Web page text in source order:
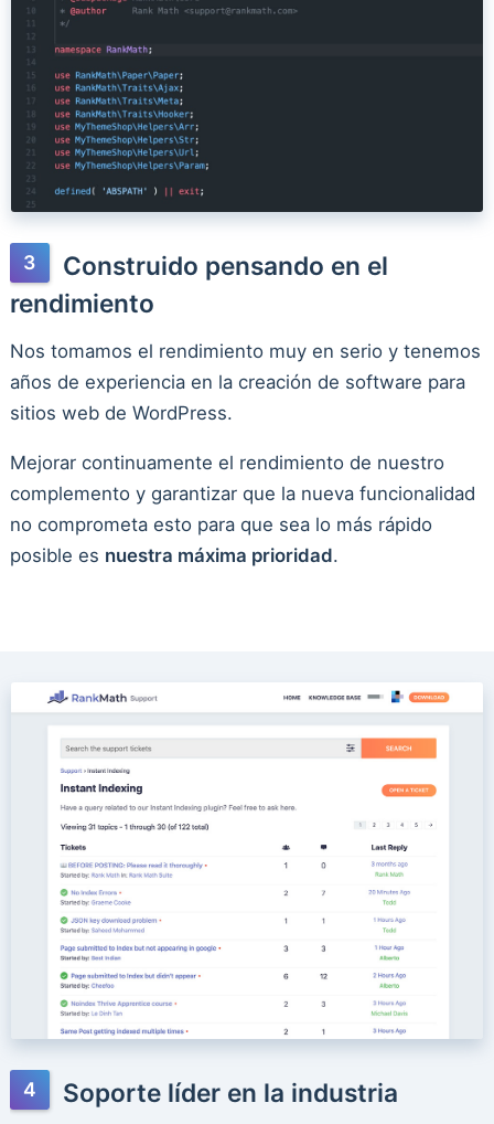
Construido pensando en el
rendimiento
Nos tomamos el rendimiento muy en serio y tenemos
años de experiencia en la creación de software para
sitios web de WordPress.
Mejorar continuamente el rendimiento de nuestro
complemento y garantizar que la nueva funcionalidad
no comprometa esto para que sea lo más rápido
posible es nuestra máxima prioridad.
Soporte líder en la industria